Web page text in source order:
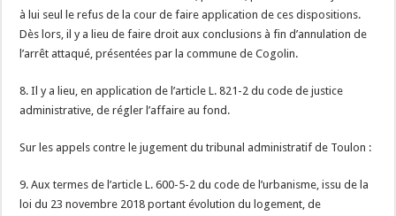
à lui seul le refus de la cour de faire application de ces dispositions.
Dès lors, il y a lieu de faire droit aux conclusions à fin d’annulation de
l’arrêt attaqué, présentées par la commune de Cogolin.
8. Il y a lieu, en application de l’article L. 821-2 du code de justice
administrative, de régler l’affaire au fond.
Sur les appels contre le jugement du tribunal administratif de Toulon :
9. Aux termes de l’article L. 600-5-2 du code de l’urbanisme, issu de la
loi du 23 novembre 2018 portant évolution du logement, de